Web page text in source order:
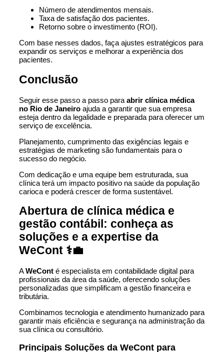
Número de atendimentos mensais.
Taxa de satisfação dos pacientes.
Retorno sobre o investimento (ROI).
Com base nesses dados, faça ajustes estratégicos para
expandir os serviços e melhorar a experiência dos
pacientes.
Conclusão
Seguir esse passo a passo para abrir clínica médica
no Rio de Janeiro ajuda a garantir que sua empresa
esteja dentro da legalidade e preparada para oferecer um
serviço de excelência.
Planejamento, cumprimento das exigências legais e
estratégias de marketing são fundamentais para o
sucesso do negócio.
Com dedicação e uma equipe bem estruturada, sua
clínica terá um impacto positivo na saúde da população
carioca e poderá crescer de forma sustentável.
Abertura de clínica médica e
gestão contábil: conheça as
soluções e a expertise da
WeCont ⚕️💼
AWeCont é especialista em contabilidade digital para
profissionais da área da saúde, oferecendo soluções
personalizadas que simplificam a gestão financeira e
tributária.
Combinamos tecnologia e atendimento humanizado para
garantir mais eficiência e segurança na administração da
sua clínica ou consultório.
Principais Soluções da WeCont para